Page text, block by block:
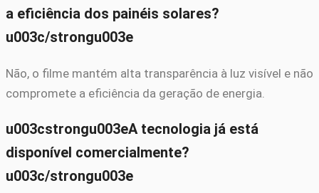
a eficiência dos painéis solares?
u003c/strongu003e
Não, o filme mantém alta transparência à luz visível e não
compromete a eficiência da geração de energia.
u003cstrongu003eA tecnologia já está
disponível comercialmente?
u003c/strongu003e